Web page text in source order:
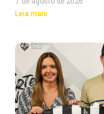
Leia mais